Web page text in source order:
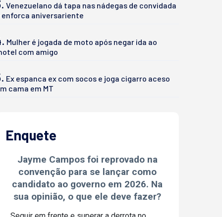
Venezuelano dá tapa nas nádegas de convidada
enforca aniversariente
Mulher é jogada de moto após negar ida ao
com amigo
Ex espanca ex com socos e joga cigarro aceso
cama em MT
Enquete
Jayme Campos foi reprovado na
convenção para se lançar como
candidato ao governo em 2026. Na
sua opinião, o que ele deve fazer?